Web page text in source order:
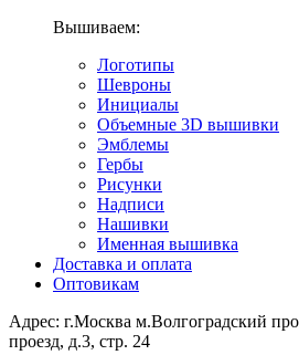
Вышиваем:
Логотипы
Шевроны
Инициалы
Объемные 3D вышивки
Эмблемы
Гербы
Рисунки
Надписи
Нашивки
Именная вышивка
Доставка и оплата
Оптовикам
Адрес: г.Москва м.Волгоградский
проезд, д.3, стр. 24